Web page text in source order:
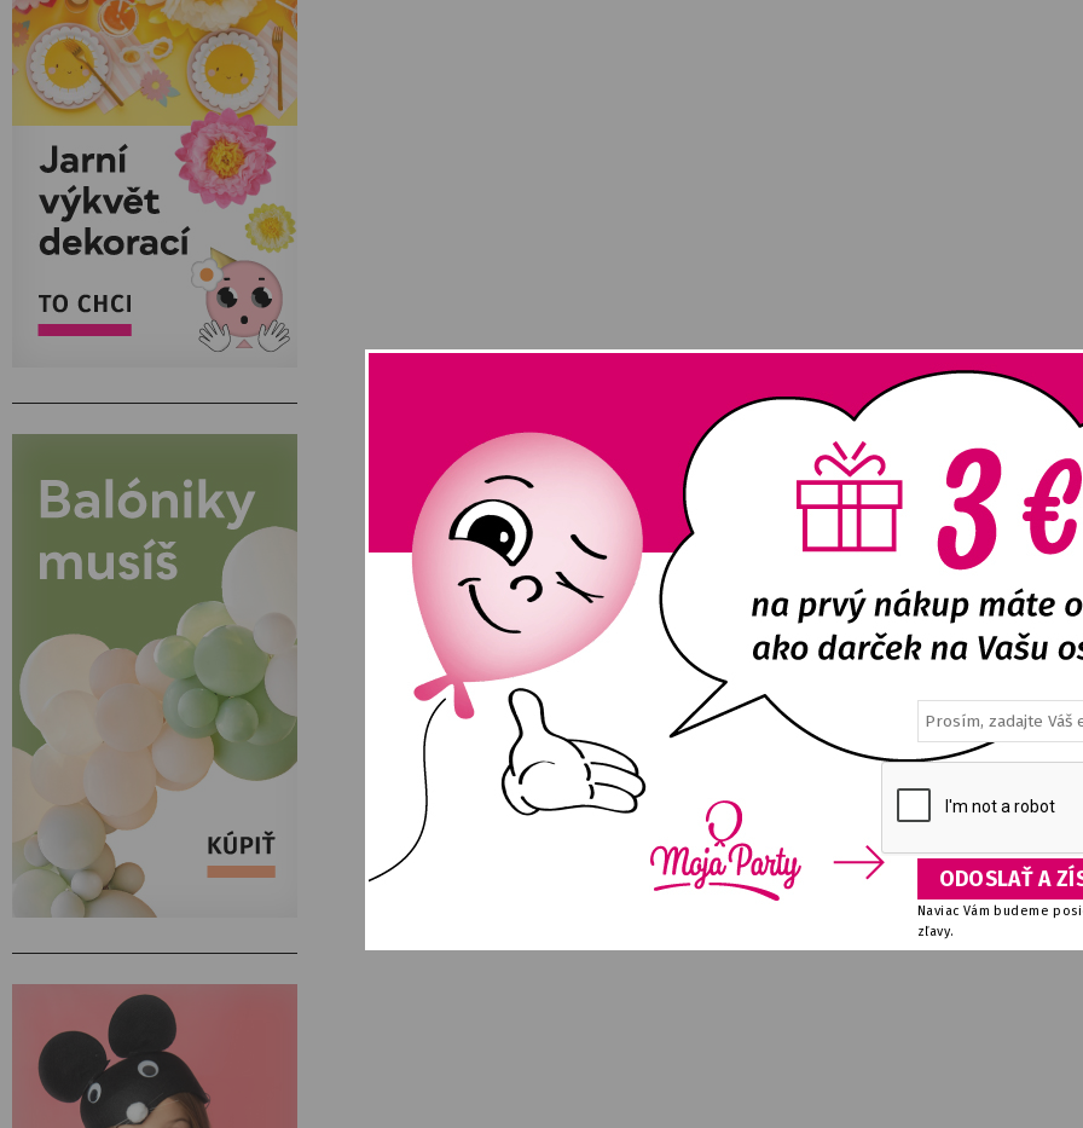
Naviac Vám budeme
zľavy.